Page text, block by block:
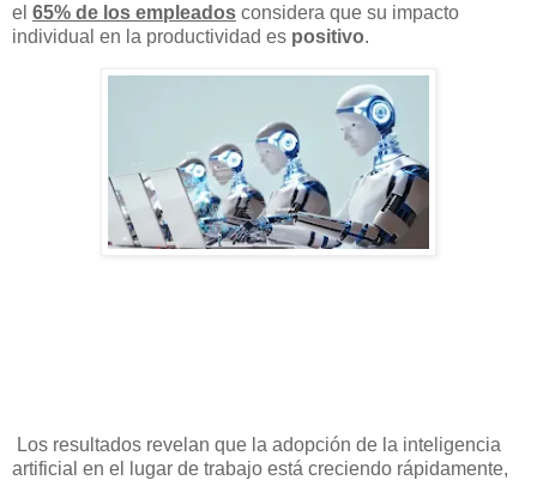
el 65% de los empleados considera que su impacto
individual en la productividad es positivo.
Los resultados revelan que la adopción de la inteligencia
artificial en el lugar de trabajo está creciendo rápidamente,